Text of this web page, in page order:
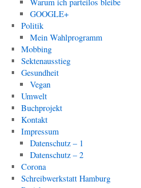
GOOGLE+
Politik
Mein Wahlprogramm
Mobbing
Sektenausstieg
Gesundheit
Vegan
Umwelt
Buchprojekt
Kontakt
Impressum
Datenschutz – 1
Datenschutz – 2
Corona
Schreibwerkstatt Hamburg